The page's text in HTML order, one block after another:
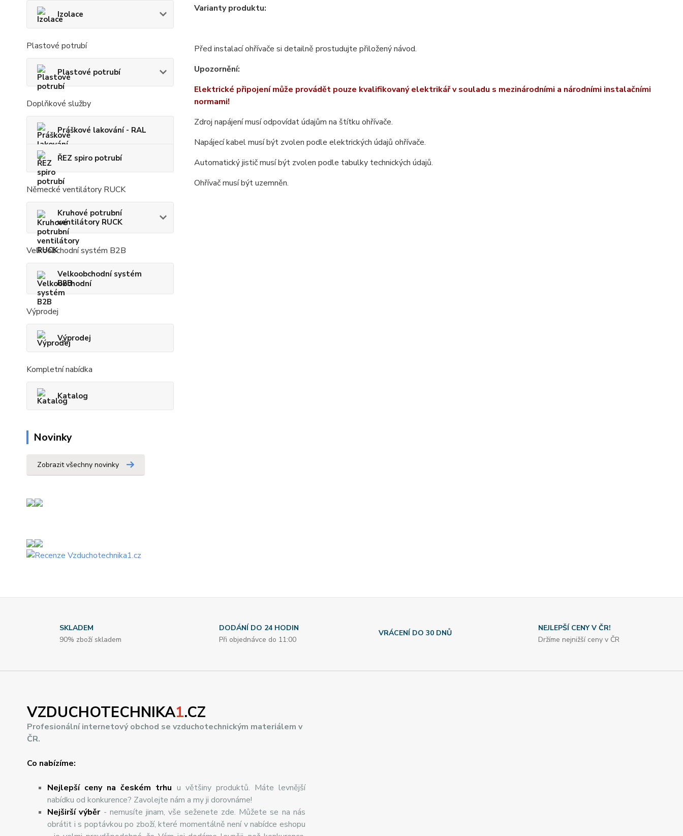
Izolace
Plastové potrubí
Plastové potrubí
Doplňkové služby
Práškové lakování - RAL
ŘEZ spiro potrubí
Německé ventilátory RUCK
Kruhové potrubní
ventilátory RUCK
Velkoobchodní systém B2B
Velkoobchodní systém
B2B
Výprodej
Výprodej
Kompletní nabídka
Katalog
Novinky
Zobrazit všechny novinky
Varianty produktu:
Před instalací ohřívače si detailně prostudujte přiložený návod.
Upozornění:
Elektrické připojení může provádět pouze kvalifikovaný elektrikář v souladu s mezinárodními a národními instalačními
normami!
Zdroj napájení musí odpovídat údajům na štítku ohřívače.
Napájecí kabel musí být zvolen podle elektrických údajů ohřívače.
Automatický jistič musí být zvolen podle tabulky technických údajů.
Ohřívač musí být uzemněn.
SKLADEM
90% zboží skladem
DODÁNÍ DO 24 HODIN
Při objednávce do 11:00
VRÁCENÍ DO 30 DNŮ
NEJLEPŠÍ CENY V ČR!
Držíme nejnižší ceny v ČR
VZDUCHOTECHNIKA1.CZ
Profesionální internetový obchod se vzduchotechnickým materiálem v
ČR.
Co nabízíme:
Nejlepší ceny na českém trhu u většiny produktů. Máte levnější
nabídku od konkurence? Zavolejte nám a my ji dorovnáme!
Nejširšívýběr- nemusíte jinam, vše seženete zde. Můžete se na nás
obrátit i s poptávkou po zboží, které momentálně není v nabídce eshopu